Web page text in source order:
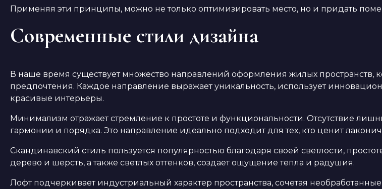
Применяя эти принципы, можно не только оптимизировать место, но и придать
Современные стили дизайна
В наше время существует множество направлений оформления жилых пространств,
предпочтения. Каждое направление выражает уникальность, использует
красивые интерьеры.
Минимализм отражает стремление к простоте и функциональности. Отсутствие
гармонии и порядка. Это направление идеально подходит для тех, кто ценит
Скандинавский стиль пользуется популярностью благодаря своей светлости,
дерево и шерсть, а также светлых оттенков, создает ощущение тепла и радушия.
Лофт подчеркивает индустриальный характер пространства, сочетая